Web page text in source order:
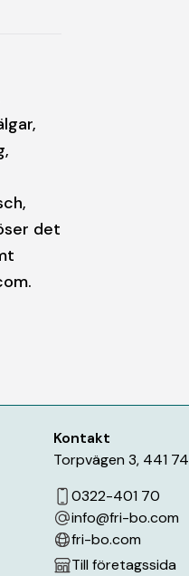
det
Kontakt
Torpvägen 3, 441 74
0322-401 70
info@fri-bo.com
fri-bo.com
Till företagssida